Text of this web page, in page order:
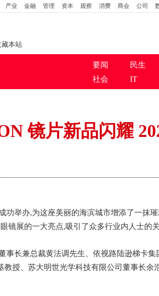
产业 金融 管理 资本 观察 消费 商会 公司
藏本站
要闻 民生
社会
IT
镜片新品闪耀
功举办,为这座美丽的海滨城市增添了一抹
镜展的一大亮点,吸引了众多行业内人士的关
事长兼总裁黄法调先生、依视路陆逊梯卡
教授、苏大明世光学科技有限公司董事长余